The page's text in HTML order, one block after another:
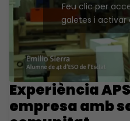
Feu clic per
galetes i
Experiència
empresa amb